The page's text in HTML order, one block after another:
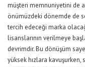
müşteri memnuniyetini de
önümüzdeki dönemde de
tercih edeceği marka
lisanslarının verilmeye
devrimdir. Bu dönüşüm
yüksek hızlara